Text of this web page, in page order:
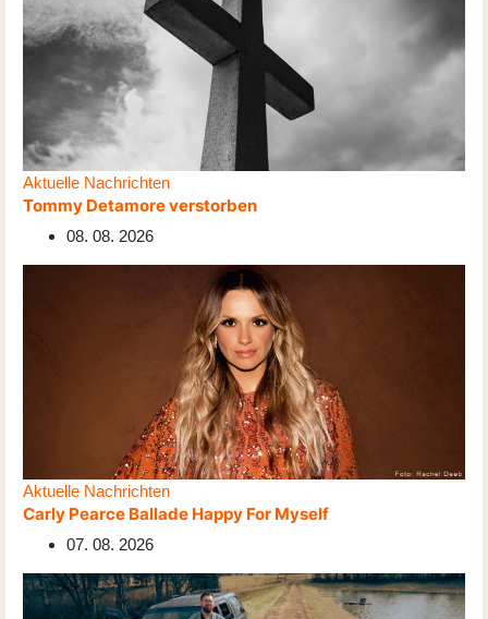
Aktuelle Nachrichten
Tommy Detamore verstorben
08. 08. 2026
Aktuelle Nachrichten
Carly Pearce Ballade Happy For Myself
07. 08. 2026